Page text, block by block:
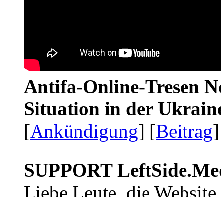
Antifa-Online-Tresen
Situation in der
[Ankündigung] [Beitrag
SUPPORT
Liebe Leute, die Website